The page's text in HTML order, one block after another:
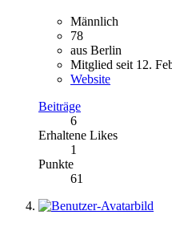
Männlich
78
aus Berlin
Mitglied seit 12.
Website
Beiträge
6
Erhaltene Likes
1
Punkte
61